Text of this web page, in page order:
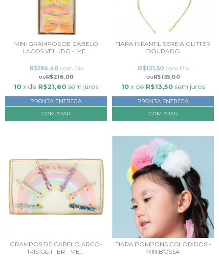
MINI GRAMPOS DE CABELO
LAÇOS VELUDO - ME...
R$216,00
R$194,40 com Pix
10 x de R$21,60 sem juros
PRONTA ENTREGA
TIARA INFANTIL SEREIA GLITTER
DOURADO
R$135,00
R$121,50 com Pix
10 x de R$13,50 sem juros
PRONTA ENTREGA
GRAMPOS DE CABELO ARCO-
ÍRIS GLITTER - ME...
TIARA POMPONS COLORIDOS -
MINIBOSSA